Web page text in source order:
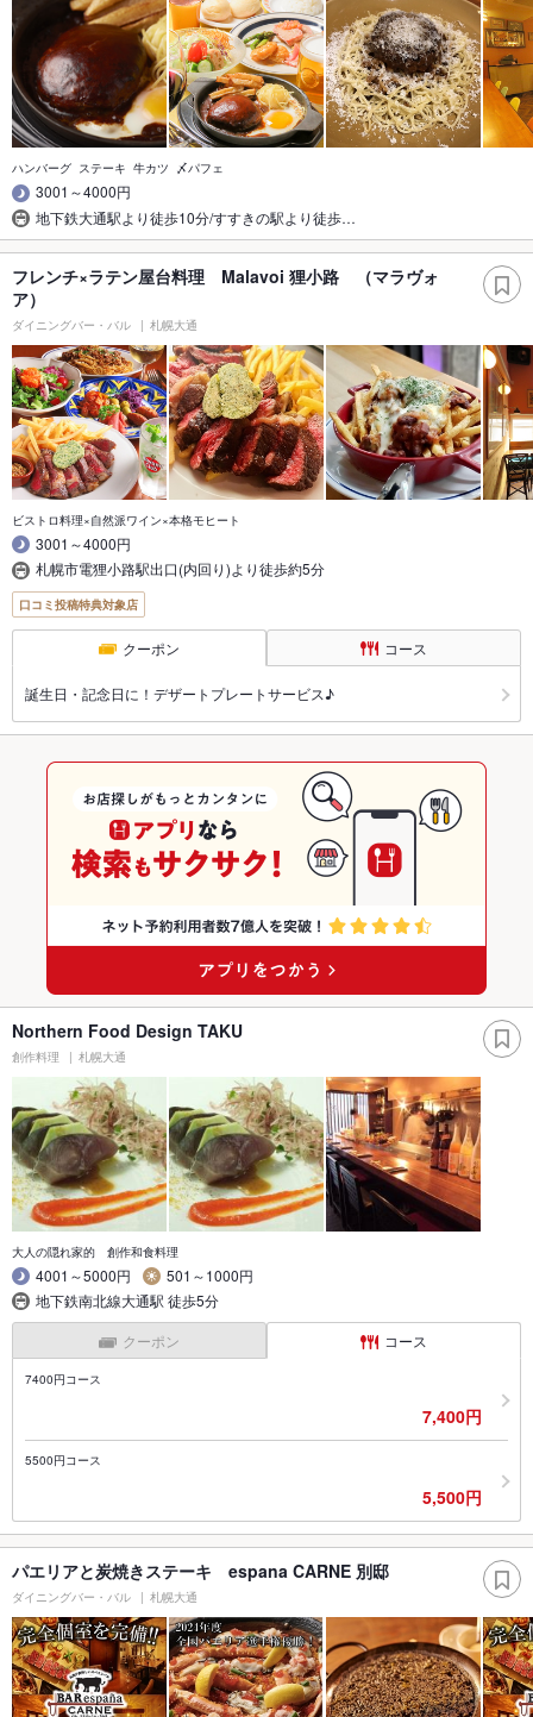
ハンバーグ ステーキ 牛カツ 〆パフェ
3001～4000円
地下鉄大通駅より徒歩10分/すすきの駅より徒歩…
フレンチ×ラテン屋台料理 Malavoi 狸小路 （マラヴォ
ア）
ダイニングバー・バル 札幌大通
ビストロ料理×自然派ワイン×本格モヒート
3001～4000円
札幌市電狸小路駅出口(内回り)より徒歩約5分
口コミ投稿特典対象店
クーポン コース
誕生日・記念日に！デザートプレートサービス♪
Northern Food Design TAKU
創作料理 札幌大通
大人の隠れ家的 創作和食料理
4001～5000円
501～1000円
地下鉄南北線大通駅 徒歩5分
クーポン コース
7400円コース
7,400円
5500円コース
5,500円
パエリアと炭焼きステーキ espana CARNE 別邸
ダイニングバー・バル 札幌大通